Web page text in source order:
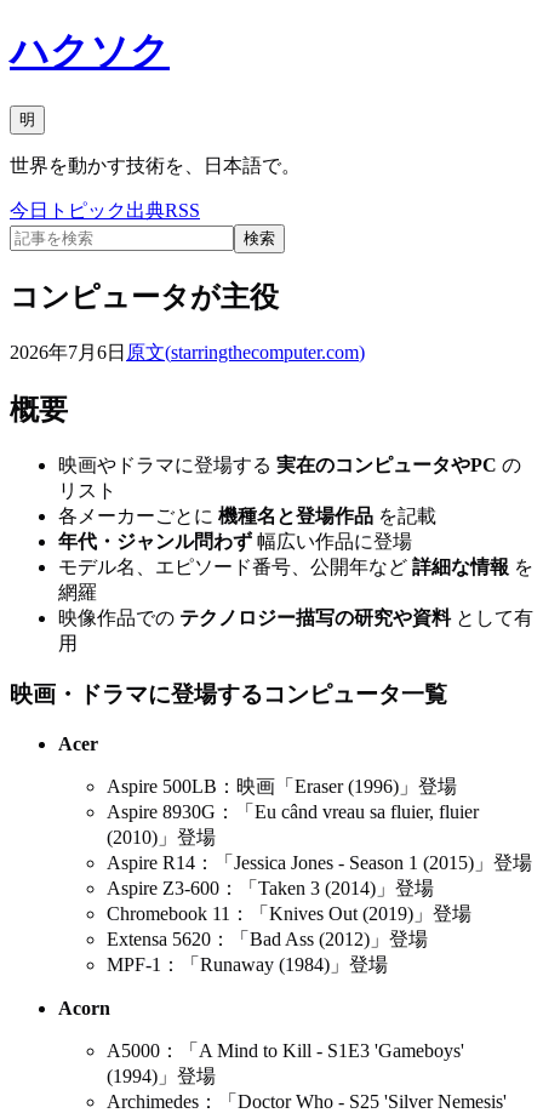
ハクソク
明
世界を動かす技術を、日本語で。
今日 トピック出典RSS
検索
コンピュータが主役
2026年7月6日 原文(starringthecomputer.com)
概要
映画やドラマに登場する 実在のコンピュータやPC の
リスト
各メーカーごとに 機種名と登場作品 を記載
年代・ジャンル問わず 幅広い作品に登場
モデル名、エピソード番号、公開年など 詳細な情報 を
網羅
映像作品での テクノロジー描写の研究や資料として有
用
映画・ドラマに登場するコンピュータ一覧
Acer
Aspire 500LB：映画「Eraser (1996)」登場
Aspire 8930G：「Eu când vreau sa fluier, fluier
(2010)」登場
Aspire R14：「Jessica Jones - Season 1 (2015)」登場
Aspire Z3-600：「Taken 3 (2014)」登場
Chromebook 11：「Knives Out (2019)」登場
Extensa 5620：「Bad Ass (2012)」登場
MPF-1：「Runaway (1984)」登場
Acorn
A5000：「A Mind to Kill - S1E3 'Gameboys'
(1994)」登場
Archimedes：「Doctor Who - S25 'Silver Nemesis'